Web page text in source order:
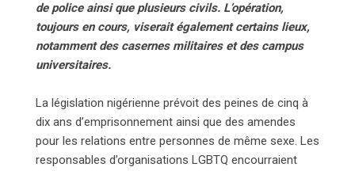
de police ainsi que plusieurs civils. L’opération,
toujours en cours, viserait également certains lieux,
notamment des casernes militaires et des campus
universitaires.
La législation nigérienne prévoit des peines de cinq à
dix ans d’emprisonnement ainsi que des amendes
pour les relations entre personnes de même sexe. Les
responsables d’organisations LGBTQ encourraient